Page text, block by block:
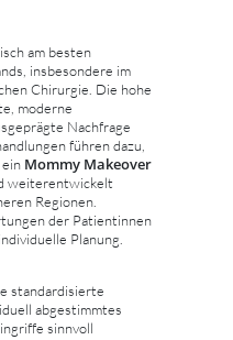
am besten
insbesondere im
Chirurgie. Die hohe
moderne
Nachfrage
führen dazu,
Mommy Makeover
weiterentwickelt
Regionen.
der Patientinnen
Planung.
standardisierte
abgestimmtes
sinnvoll